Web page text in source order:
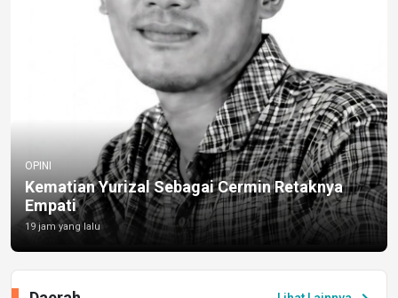
OPINI
Kematian Yurizal Sebagai Cermin Retaknya
Empati
19 jam yang lalu